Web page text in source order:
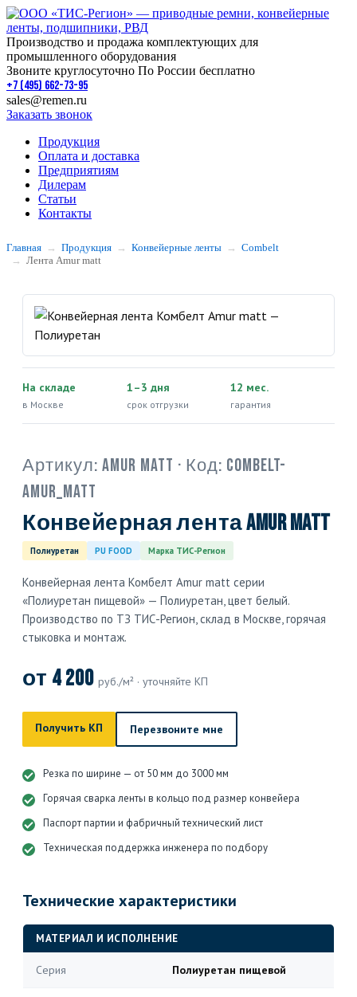
Производство и продажа комплектующих для
промышленного оборудования
Звоните круглосуточно По России бесплатно
+7 (495) 662-73-95
sales@remen.ru
Заказать звонок
Продукция
Оплата и доставка
Предприятиям
Дилерам
Статьи
Контакты
Главная Продукция Конвейерные ленты
Combelt
Лента Amur matt
На складе
в Москве
1–3 дня
срок отгрузки
12 мес.
гарантия
Артикул: Amur matt · Код: COMBELT-
AMUR_MATT
Конвейерная лента Amur matt
Полиуретан PU FOOD Марка ТИС-Регион
Конвейерная лента Комбелт Amur matt серии
«Полиуретан пищевой» — Полиуретан, цвет белый.
Производство по ТЗ ТИС-Регион, склад в Москве, горячая
стыковка и монтаж.
от 4 200 руб./м² · уточняйте КП
Получить КП Перезвоните мне
Резка по ширине — от 50 мм до 3000 мм
Горячая сварка ленты в кольцо под размер конвейера
Паспорт партии и фабричный технический лист
Техническая поддержка инженера по подбору
Технические характеристики
МАТЕРИАЛ И ИСПОЛНЕНИЕ
Серия Полиуретан пищевой